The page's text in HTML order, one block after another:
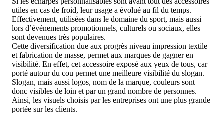
utiles en cas de froid, leur usage a évolué au fil du temps.
Effectivement, utilisées dans le domaine du sport, mais aussi
lors d’événements promotionnels, culturels ou sociaux, elles
sont devenues très populaires.
Cette diversification due aux progrès niveau impression textile
et fabrication de masse, permet aux marques de gagner en
visibilité. En effet, cet accessoire exposé aux yeux de tous, car
porté autour du cou permet une meilleure visibilité du slogan.
Slogan, mais aussi logos, nom de la marque, couleurs sont
donc visibles de loin et par un grand nombre de personnes.
Ainsi, les visuels choisis par les entreprises ont une plus grande
portée sur les clients.